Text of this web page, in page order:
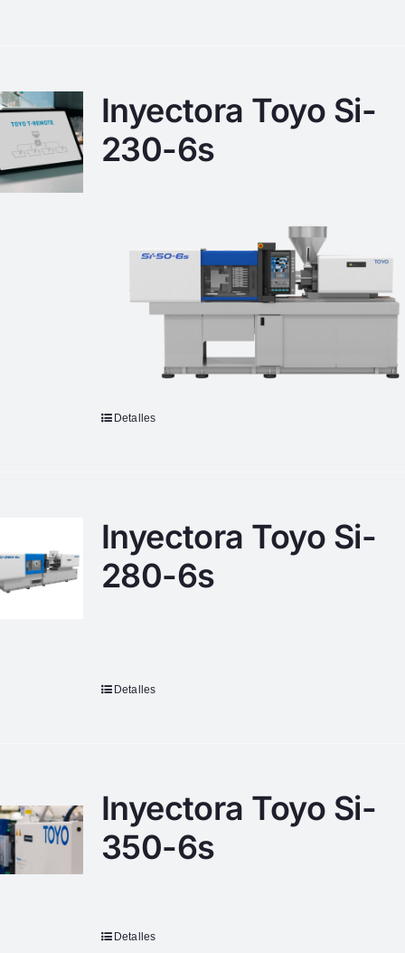
Inyectora Toyo Si-
230-6s
Detalles
Inyectora Toyo Si-
280-6s
Detalles
Inyectora Toyo Si-
350-6s
Detalles